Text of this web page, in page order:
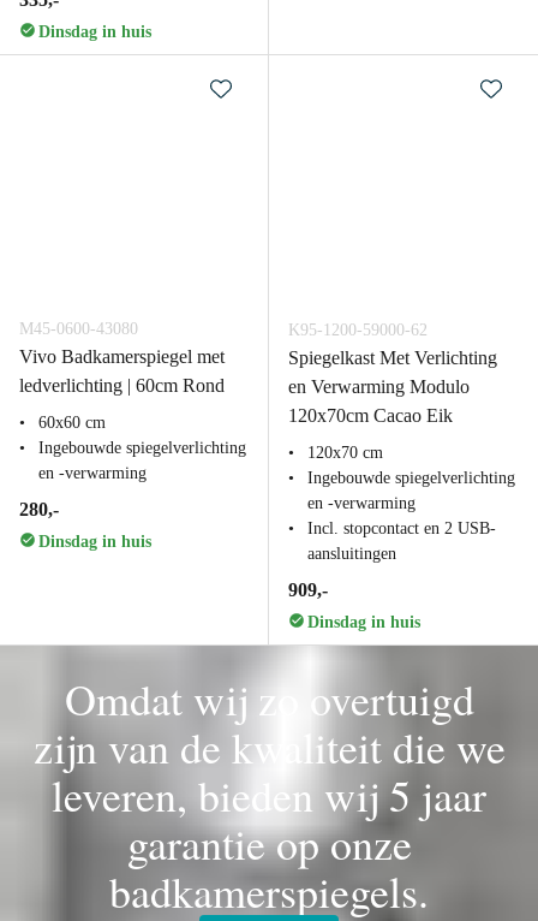
Dinsdag in huis
M45-0600-43080
Vivo Badkamerspiegel met
ledverlichting | 60cm Rond
60x60 cm
Ingebouwde spiegelverlichting
en -verwarming
280,-
Dinsdag in huis
K95-1200-59000-62
Spiegelkast Met Verlichting
en Verwarming Modulo
120x70cm Cacao Eik
120x70 cm
Ingebouwde spiegelverlichting
en -verwarming
Incl. stopcontact en 2 USB-
aansluitingen
909,-
Dinsdag in huis
Omdat wij zo overtuigd
zijn van de kwaliteit die we
leveren, bieden wij 5 jaar
garantie op onze
badkamerspiegels.